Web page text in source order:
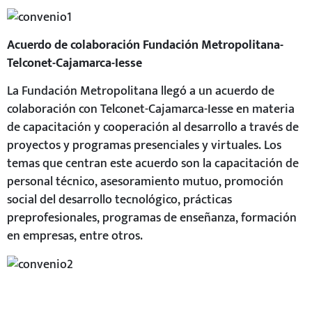
Acuerdo de colaboración Fundación Metropolitana-
Telconet-Cajamarca-Iesse
La Fundación Metropolitana llegó a un acuerdo de
colaboración con Telconet-Cajamarca-Iesse en materia
de capacitación y cooperación al desarrollo a través de
proyectos y programas presenciales y virtuales. Los
temas que centran este acuerdo son la capacitación de
personal técnico, asesoramiento mutuo, promoción
social del desarrollo tecnológico, prácticas
preprofesionales, programas de enseñanza, formación
en empresas, entre otros.